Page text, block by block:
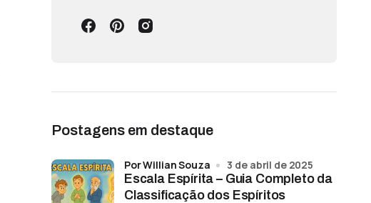
Postagens em destaque
Escala Espírita – Guia Completo da
Classificação dos Espíritos
por Willian Souza 3 de abril de 2025